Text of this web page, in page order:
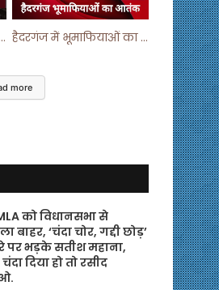
#shorts #viralshorts हैदरगंज में भूमाफियाओं का आतंक ! #upnews #viral #viralvideo
more
को विधानसभा से
बाहर, ‘चंदा चोर, गद्दी छोड़’
पर भड़के सतीश महाना,
दिया हो तो रसीद